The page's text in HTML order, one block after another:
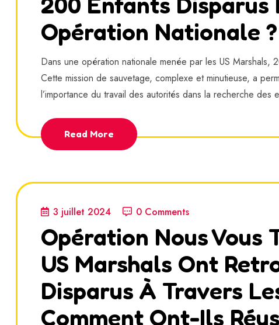
Opération Nationale ?
Dans une opération nationale menée par les US
Cette mission de sauvetage, complexe et minutieuse, a
l’importance du travail des autorités dans la recherche des
Read More
3 juillet 2024 0 Comments
Opération Nous Vous
US Marshals Ont
Disparus À Travers
Comment Ont-Ils